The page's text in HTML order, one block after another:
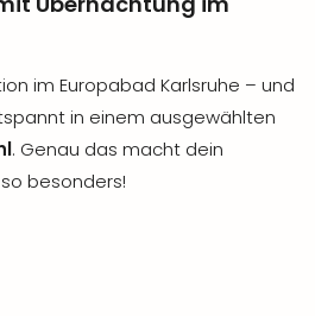
im Europabad Karlsruhe – und
in einem ausgewählten
. Genau das macht dein
besonders!